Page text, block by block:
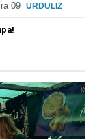
09 URDULIZ